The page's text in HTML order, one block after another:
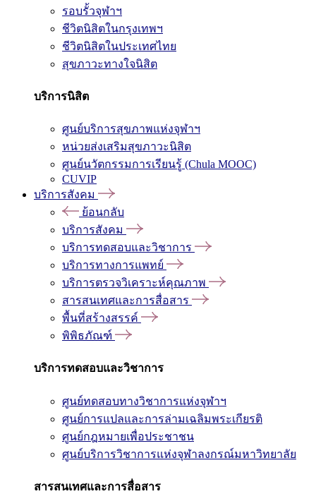
รอบรั้วจุฬาฯ
ชีวิตนิสิตในกรุงเทพฯ
ชีวิตนิสิตในประเทศไทย
สุขภาวะทางใจนิสิต
บริการนิสิต
ศูนย์บริการสุขภาพแห่งจุฬาฯ
หน่วยส่งเสริมสุขภาวะนิสิต
ศูนย์นวัตกรรมการเรียนรู้ (Chula MOOC)
CUVIP
บริการสังคม
ย้อนกลับ
บริการสังคม
บริการทดสอบและวิชาการ
บริการทางการแพทย์
บริการตรวจวิเคราะห์คุณภาพ
สารสนเทศและการสื่อสาร
พื้นที่สร้างสรรค์
พิพิธภัณฑ์
บริการทดสอบและวิชาการ
ศูนย์ทดสอบทางวิชาการแห่งจุฬาฯ
ศูนย์การแปลและการล่ามเฉลิมพระเกียรติ
ศูนย์กฎหมายเพื่อประชาชน
ศูนย์บริการวิชาการแห่งจุฬาลงกรณ์มหาวิทยาลัย
สารสนเทศและการสื่อสาร